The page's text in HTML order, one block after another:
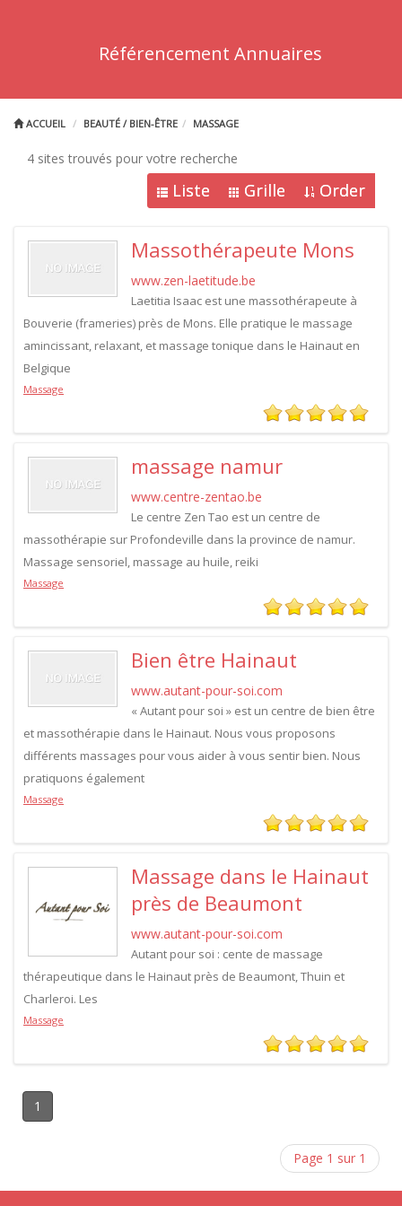
Référencement Annuaires
ACCUEIL BEAUTÉ / BIEN-ÊTRE MASSAGE
4 sites trouvés pour votre recherche
Liste Grille Order
Massothérapeute Mons
www.zen-laetitude.be
Laetitia Isaac est une massothérapeute à
Bouverie (frameries) près de Mons. Elle pratique le massage
amincissant, relaxant, et massage tonique dans le Hainaut en
Belgique
Massage
massage namur
www.centre-zentao.be
Le centre Zen Tao est un centre de
massothérapie sur Profondeville dans la province de namur.
Massage sensoriel, massage au huile, reiki
Massage
Bien être Hainaut
www.autant-pour-soi.com
« Autant pour soi » est un centre de bien être
et massothérapie dans le Hainaut. Nous vous proposons
différents massages pour vous aider à vous sentir bien. Nous
pratiquons également
Massage
Massage dans le Hainaut
près de Beaumont
www.autant-pour-soi.com
Autant pour soi : cente de massage
thérapeutique dans le Hainaut près de Beaumont, Thuin et
Charleroi. Les
Massage
1
Page 1 sur 1